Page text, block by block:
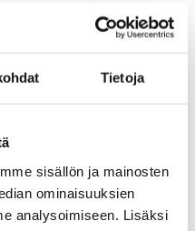
Tietoja
sisällön ja mainosten
ominaisuuksien
analysoimiseen. Lisäksi